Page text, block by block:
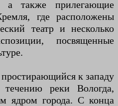
а также прилегающие
где расположены
театр и несколько
посвященные
к западу
реки Вологда,
ядром города. С конца